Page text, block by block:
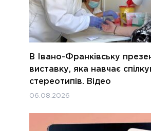
В Івано-Франківську
виставку, яка навчає
стереотипів. Відео
06.08.2026